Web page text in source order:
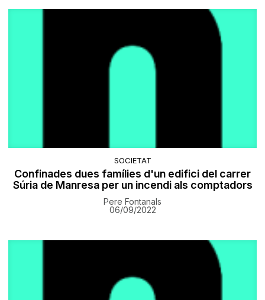
SOCIETAT
Confinades dues famílies d'un edifici del carrer
Súria de Manresa per un incendi als comptadors
Pere Fontanals
06/09/2022